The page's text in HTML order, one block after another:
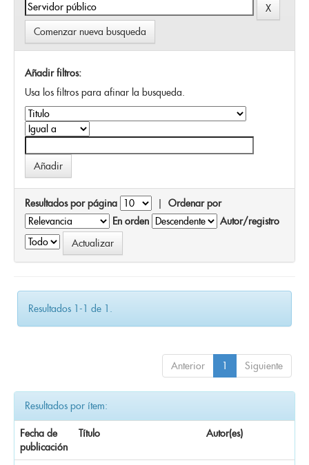
Comenzar nueva busqueda
Añadir filtros:
Usa los filtros para afinar la busqueda.
Resultados por página | Ordenar por
En orden
Autor/registro
Resultados 1-1 de 1.
Anterior 1 Siguiente
Resultados por ítem:
Fecha de
publicación
Título Autor(es)